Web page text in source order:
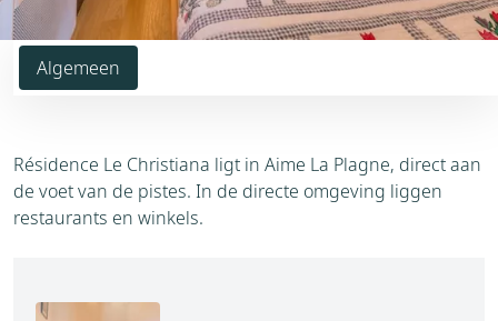
Algemeen
Résidence Le Christiana ligt in Aime La Plagne, direct aan
de voet van de pistes. In de directe omgeving liggen
restaurants en winkels.